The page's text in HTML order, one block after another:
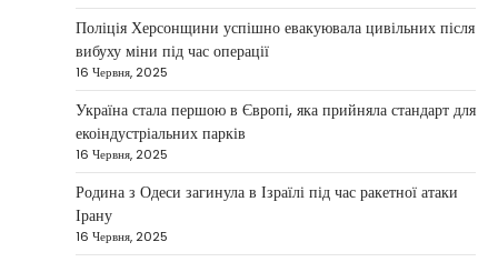
Україна може долучитися до посилення систем
протидії іранським дронам на Близькому Сході,
новим верховним лідером…
НОВИНИ
Зеленський заявив про готовність
України допомогти стабілізувати
Близький Схід
Taisiya Kovalchuk 4 Березня, 2026
Президент України Володимир Зеленський
Поліція Херсонщини успішно евакуювала цивільних після
вибуху міни під час операції
16 Червня, 2025
Україна стала першою в Європі, яка прийняла стандарт для
екоіндустріальних парків
16 Червня, 2025
Родина з Одеси загинула в Ізраїлі під час ракетної атаки
Ірану
16 Червня, 2025